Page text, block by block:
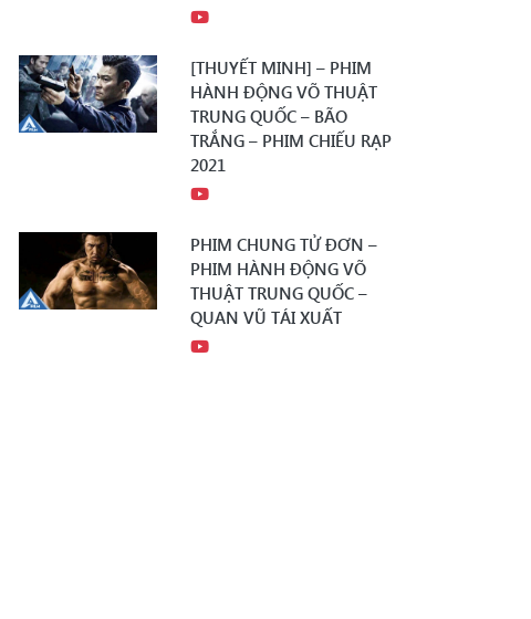
[THUYẾT MINH] – PHIM
HÀNH ĐỘNG VÕ THUẬT
TRUNG QUỐC – BÃO
TRẮNG – PHIM CHIẾU RẠP
2021
PHIM CHUNG TỬ ĐƠN –
PHIM HÀNH ĐỘNG VÕ
THUẬT TRUNG QUỐC –
QUAN VŨ TÁI XUẤT